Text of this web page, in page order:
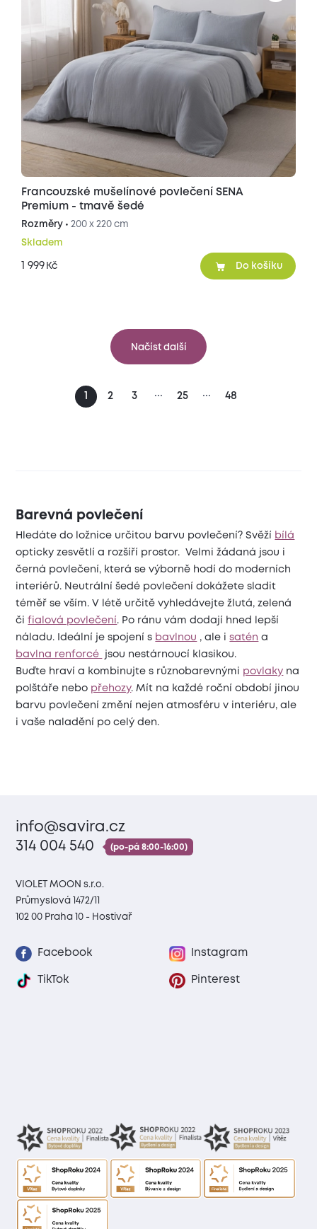
Francouzské mušelínové povlečení SENA
Premium - tmavě šedé
Rozměry • 200 x 220 cm
Skladem
1 999 Kč Do košíku
Načíst další
2 3 ... 25 ... 48
Barevná povlečení
Hledáte do ložnice určitou barvu povlečení? Svěží bílá
opticky zesvětlí a rozšíří prostor. Velmi žádaná jsou i
černá povlečení, která se výborně hodí do moderních
interiérů. Neutrální šedé povlečení dokážete sladit
téměř se vším. V létě určitě vyhledávejte žlutá, zelená
čifialová povlečení. Po ránu vám dodají hned lepší
náladu. Ideální je spojení s bavlnou , ale isatén a
bavlna renforcé
jsou nestárnoucí klasikou.
Buďte hraví a kombinujte s různobarevnými povlaky na
polštáře nebo přehozy. Mít na každé roční období jinou
barvu povlečení změní nejen atmosféru v interiéru, ale
i vaše naladění po celý den.
info@savira.cz
314 004 540
(po-pá 8:00-16:00)
VIOLET MOON s.r.o.
Průmyslová 1472/11
102 00 Praha 10 - Hostivař
Facebook Instagram
TikTok Pinterest